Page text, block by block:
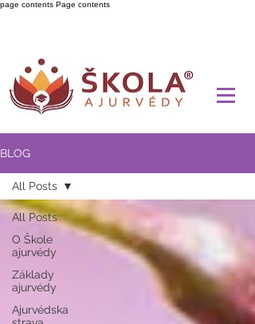
page contents Page contents
BLOG
All Posts
O Škole
ajurvédy
Základy
ajurvédy
Ajurvédska
All Posts